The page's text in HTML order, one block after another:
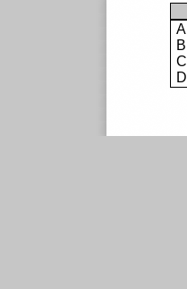
A
B
C
D